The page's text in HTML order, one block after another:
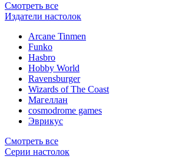
Смотреть все
Издатели настолок
Arcane Tinmen
Funko
Hasbro
Hobby World
Ravensburger
Wizards of The Coast
Магеллан
сosmodrome games
Эврикус
Смотреть все
Серии настолок